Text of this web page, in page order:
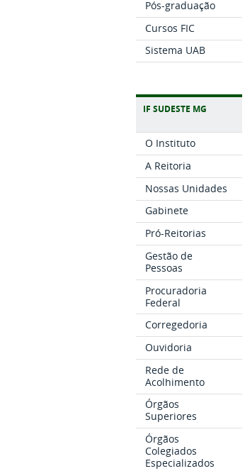
Pós-graduação
Cursos FIC
Sistema UAB
IF SUDESTE MG
O Instituto
A Reitoria
Nossas Unidades
Gabinete
Pró-Reitorias
Gestão de
Pessoas
Procuradoria
Federal
Corregedoria
Ouvidoria
Rede de
Acolhimento
Órgãos
Superiores
Órgãos
Colegiados
Especializados